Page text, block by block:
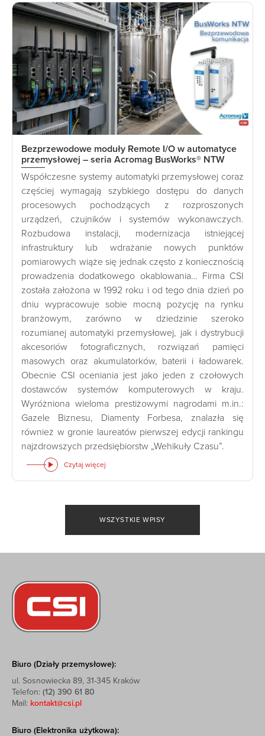
Bezprzewodowe moduły Remote I/O w automatyce
przemysłowej – seria Acromag BusWorks® NTW
Współczesne systemy automatyki przemysłowej coraz
częściej wymagają szybkiego dostępu do danych
procesowych pochodzących z rozproszonych
urządzeń, czujników i systemów wykonawczych.
Rozbudowa instalacji, modernizacja istniejącej
infrastruktury lub wdrażanie nowych punktów
pomiarowych wiąże się jednak często z koniecznością
prowadzenia dodatkowego okablowania… Firma CSI
została założona w 1992 roku i od tego dnia dzień po
dniu wypracowuje sobie mocną pozycję na rynku
branżowym, zarówno w dziedzinie szeroko
rozumianej automatyki przemysłowej, jak i dystrybucji
akcesoriów fotograficznych, rozwiązań pamięci
masowych oraz akumulatorków, baterii i ładowarek.
Obecnie CSI oceniania jest jako jeden z czołowych
dostawców systemów komputerowych w kraju.
Wyróżniona wieloma prestiżowymi nagrodami m.in.:
Gazele Biznesu, Diamenty Forbesa, znalazła się
również w gronie laureatów pierwszej edycji rankingu
najzdrowszych przedsiębiorstw „Wehikuły Czasu”.
Czytaj więcej
WSZYSTKIE WPISY
Biuro (Działy przemysłowe):
ul. Sosnowiecka 89, 31-345 Kraków
Telefon: (12) 390 61 80
Mail: kontakt@csi.pl
Biuro (Elektronika użytkowa):